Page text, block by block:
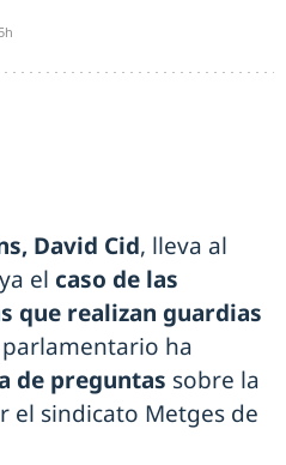
David Cid, lleva al
el caso de las
que realizan guardias
ha
de preguntas sobre la
el sindicato Metges de